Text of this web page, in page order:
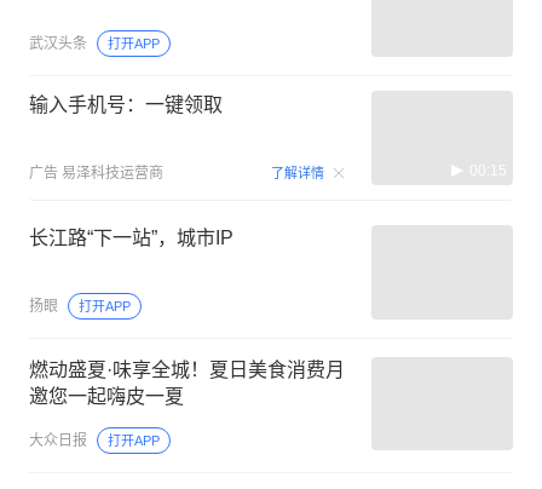
武汉头条 打开APP
输入手机号：一键领取
广告 易泽科技运营商 了解详情 00:15
长江路“下一站”，城市IP
扬眼 打开APP
燃动盛夏·味享全城！夏日美食消费月
邀您一起嗨皮一夏
大众日报 打开APP